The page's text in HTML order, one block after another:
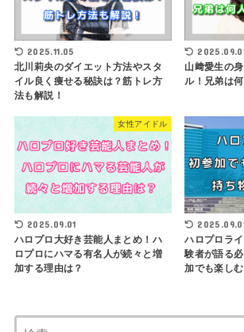
2025.11.05
北川莉央のダイエット方法やスタ
イル良く痩せる秘訣は？筋トレ方
法も解説！
山﨑愛生の
ル！兄弟は
女性アイドル
2025.09.01
ハロプロ大好き芸能人まとめ！ハ
ロプロにハマる有名人が続々と増
加する理由は？
ハロプロラ
験者が語る
加でも楽し